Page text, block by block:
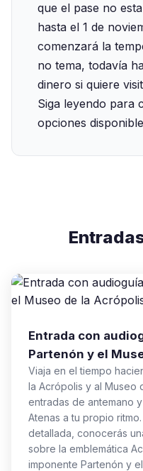
que el pase no
hasta el 1 de
comenzará la
no tema, todavía
dinero si quiere
Siga leyendo para
opciones
Entrada con
Partenón y el
Viaja en el tiempo
la Acrópolis y al Museo
entradas de antemano
Atenas a tu propio
detallada, conocerás
sobre la emblemática
imponente Partenón y